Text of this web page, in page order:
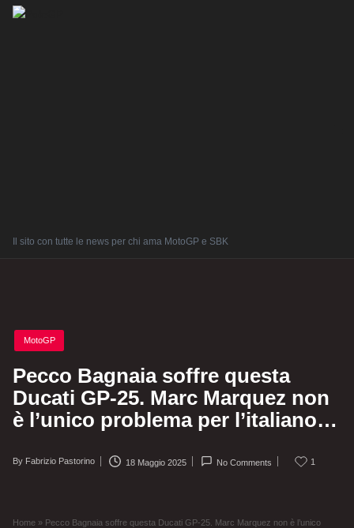
Il sito con tutte le news per chi ama MotoGP e SBK
Posted
in
MotoGP
Pecco Bagnaia soffre questa
Ducati GP-25. Marc Marquez non
è l’unico problema per l’italiano…
Posted
By Fabrizio Pastorino 18 Maggio 2025 No Comments 1
Home » Pecco Bagnaia soffre questa Ducati GP-25. Marc Marquez non è l’unico